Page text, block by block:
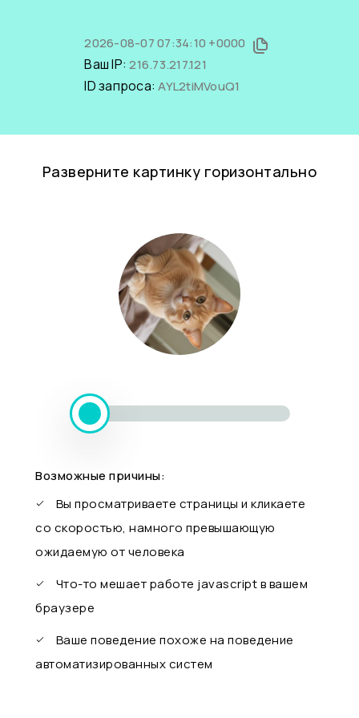
2026-08-07 07:34:10 +0000
Ваш IP:216.73.217.121
ID запроса:AYL2tiMVouQ1
Разверните картинку горизонтально
Возможные причины:
Вы просматриваете страницы и кликаете
со скоростью, намного превышающую
ожидаемую от человека
Что-то мешает работе javascript в вашем
браузере
Ваше поведение похоже на поведение
автоматизированных систем